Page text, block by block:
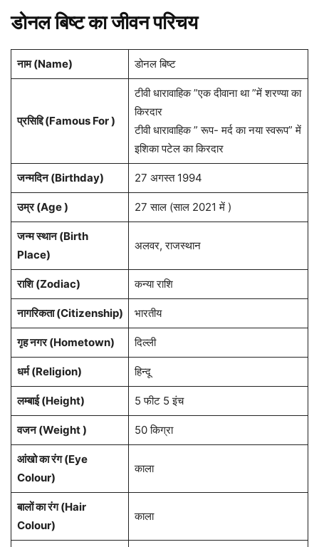
डोनल बिष्ट का जीवन परिचय
नाम (Name) डोनल बिष्ट
प्रसिद्दि (Famous For )
टीवी धारावाहिक ”एक दीवाना था ”में शरण्या का
किरदार
टीवी धारावाहिक ” रूप- मर्द का नया स्वरूप” में
इशिका पटेल का किरदार
जन्मदिन (Birthday) 27 अगस्त 1994
उम्र (Age ) 27 साल (साल 2021 में )
जन्म स्थान (Birth
Place)
अलवर, राजस्थान
राशि(Zodiac) कन्या राशि
नागरिकता(Citizenship) भारतीय
गृह नगर(Hometown) दिल्ली
धर्म (Religion) हिन्दू
लम्बाई (Height) 5 फीट 5 इंच
वजन (Weight ) 50 किग्रा
आंखो का रंग (Eye
Colour)
काला
बालों का रंग (Hair
Colour)
काला